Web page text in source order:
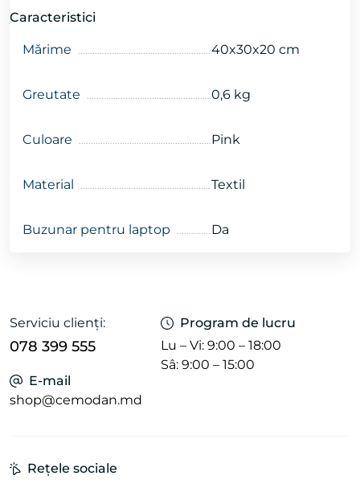
Caracteristici
Mǎrime 40x30x20 cm
Greutate 0,6 kg
Culoare Pink
Material Textil
Buzunar pentru laptop Da
Serviciu clienți:
078 399 555
Program de lucru
Lu – Vi: 9:00 – 18:00
Sâ: 9:00 – 15:00
E-mail
shop@cemodan.md
Rețele sociale